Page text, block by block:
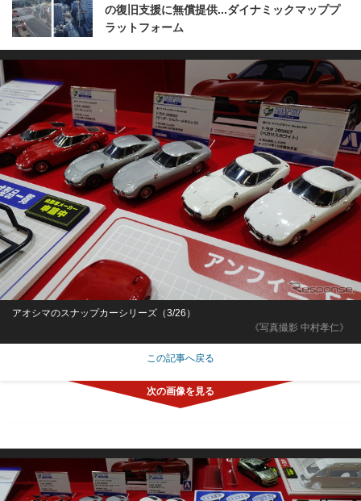
の復旧支援に無償提供...ダイナミックマッププ
ラットフォーム
《写真撮影 中村孝仁》
アオシマのスナップカーシリーズ（3/26）
この記事へ戻る